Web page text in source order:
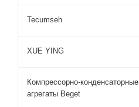
Tecumseh
XUE YING
Компрессорно-конденсаторные
агрегаты Beget